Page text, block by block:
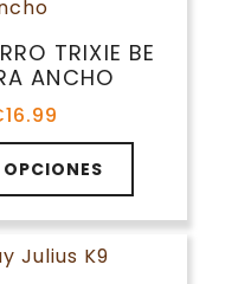
TRIXIE BE
ANCHO
16.99